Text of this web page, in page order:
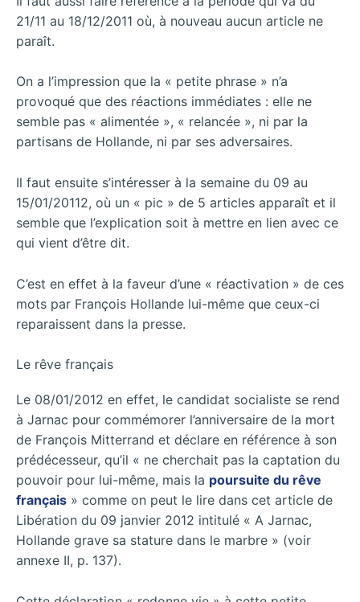
21/11 au 18/12/2011 où, à nouveau aucun article ne
paraît.
On a l’impression que la « petite phrase » n’a
provoqué que des réactions immédiates : elle ne
semble pas « alimentée », « relancée », ni par la
partisans de Hollande, ni par ses adversaires.
Il faut ensuite s’intéresser à la semaine du 09 au
15/01/20112, où un « pic » de 5 articles apparaît et il
semble que l’explication soit à mettre en lien avec ce
qui vient d’être dit.
C’est en effet à la faveur d’une « réactivation » de ces
mots par François Hollande lui-même que ceux-ci
reparaissent dans la presse.
Le rêve français
Le 08/01/2012 en effet, le candidat socialiste se rend
à Jarnac pour commémorer l’anniversaire de la mort
de François Mitterrand et déclare en référence à son
prédécesseur, qu’il « ne cherchait pas la captation du
pouvoir pour lui-même, mais la poursuite du rêve
français » comme on peut le lire dans cet article de
Libération du 09 janvier 2012 intitulé « A Jarnac,
Hollande grave sa stature dans le marbre » (voir
annexe II, p. 137).